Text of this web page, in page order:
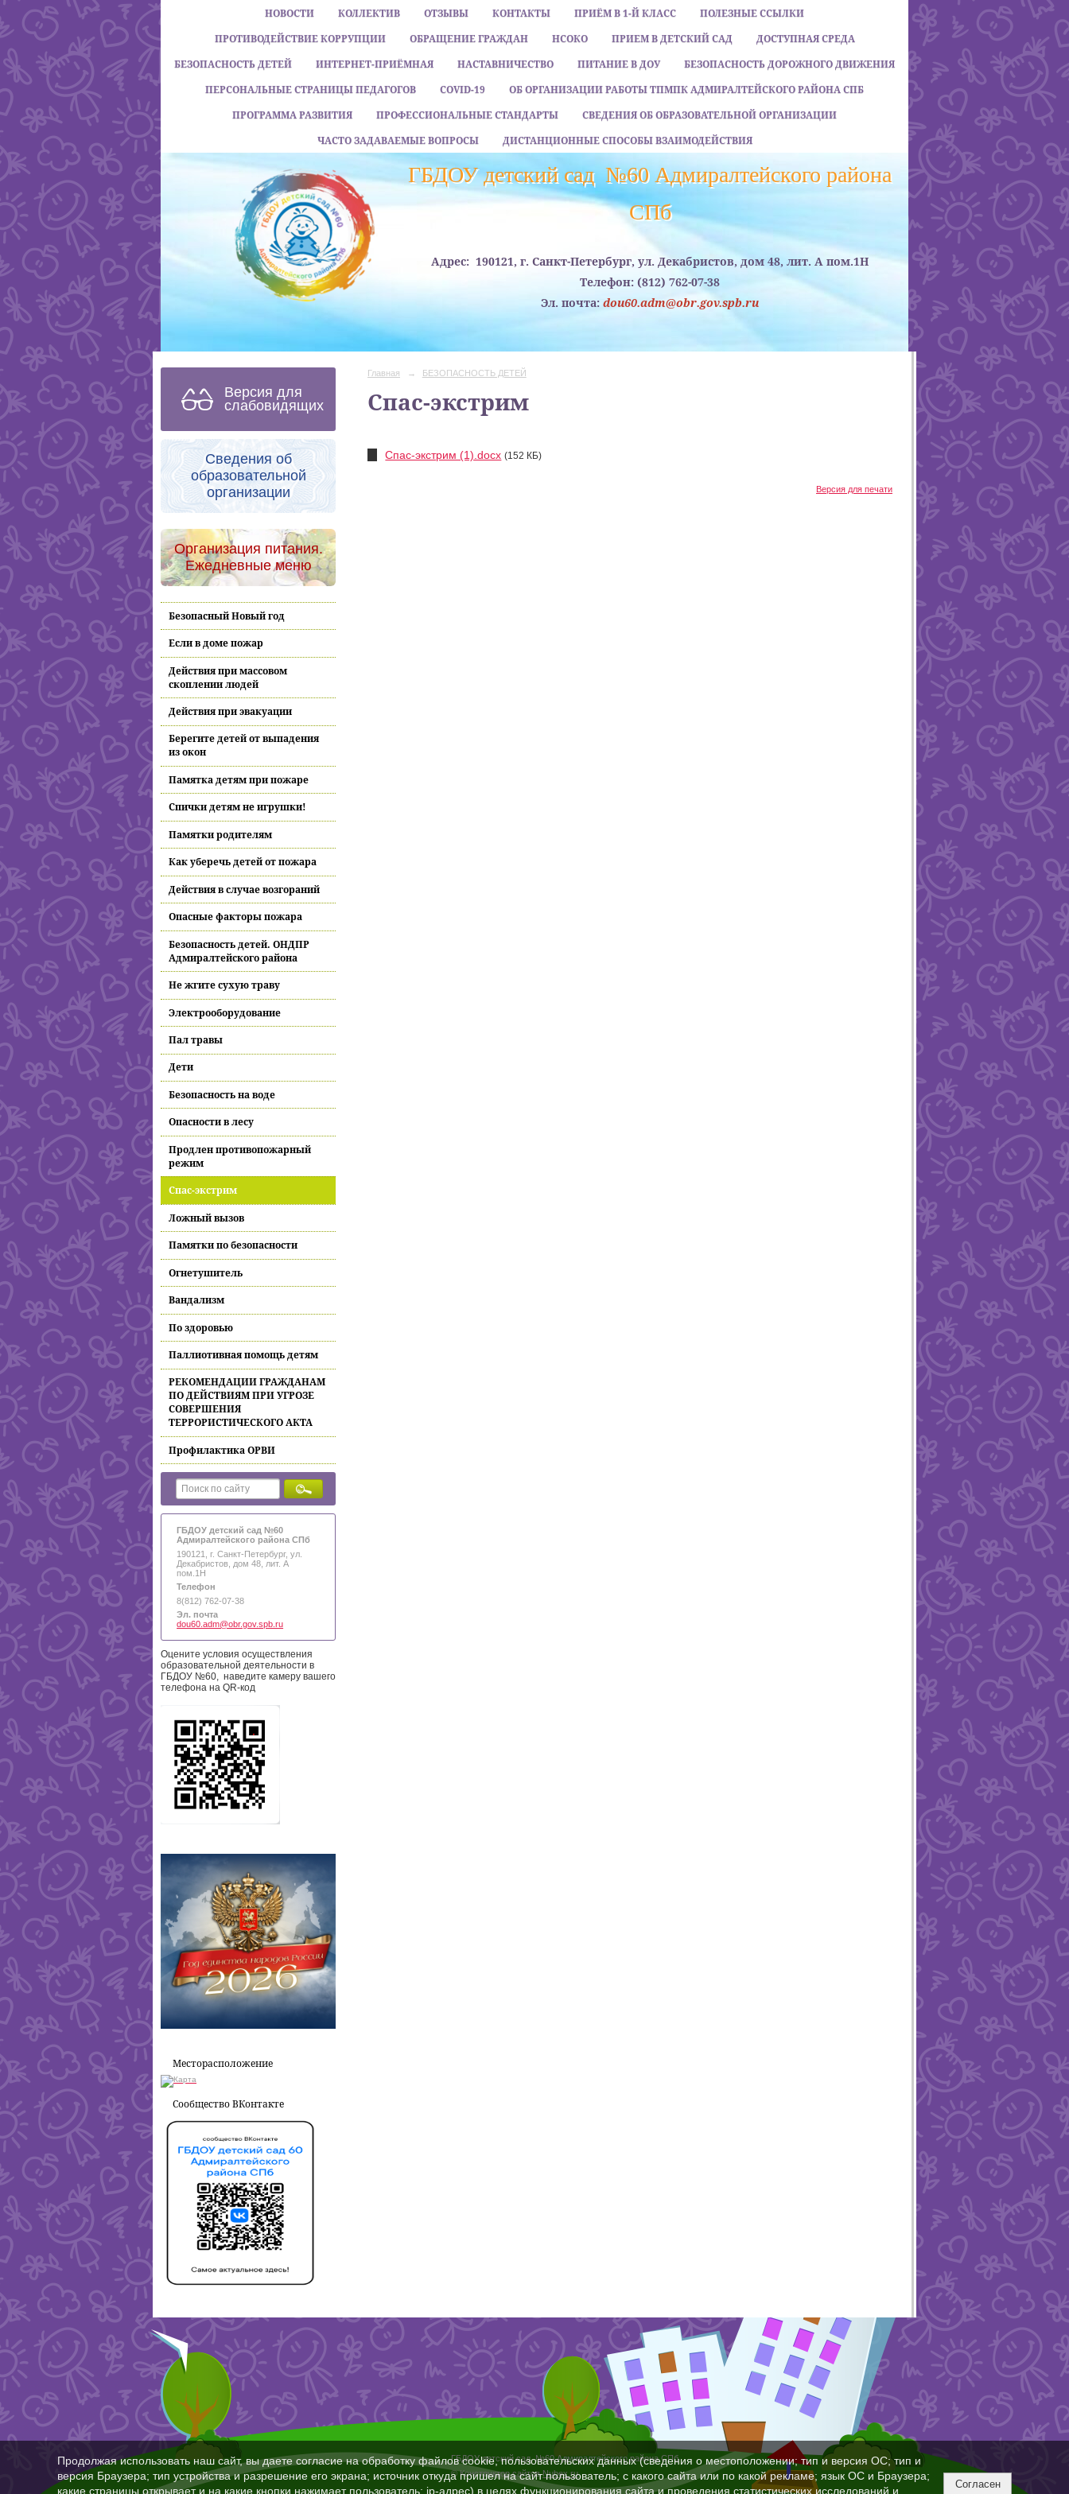
НОВОСТИ КОЛЛЕКТИВ ОТЗЫВЫ КОНТАКТЫ ПРИЁМ В 1-Й КЛАСС
ПОЛЕЗНЫЕ ССЫЛКИ
ПРОТИВОДЕЙСТВИЕ КОРРУПЦИИ
ОБРАЩЕНИЕ ГРАЖДАН НСОКО ПРИЕМ В ДЕТСКИЙ САД
ДОСТУПНАЯ СРЕДА
БЕЗОПАСНОСТЬ ДЕТЕЙ
ИНТЕРНЕТ-ПРИЁМНАЯ НАСТАВНИЧЕСТВО ПИТАНИЕ В ДОУ
БЕЗОПАСНОСТЬ ДОРОЖНОГО ДВИЖЕНИЯ
ПЕРСОНАЛЬНЫЕ СТРАНИЦЫ ПЕДАГОГОВ
COVID-19
ОБ ОРГАНИЗАЦИИ РАБОТЫ ТПМПК АДМИРАЛТЕЙСКОГО РАЙОНА СПБ
ПРОГРАММА РАЗВИТИЯ
ПРОФЕССИОНАЛЬНЫЕ СТАНДАРТЫ
СВЕДЕНИЯ ОБ ОБРАЗОВАТЕЛЬНОЙ ОРГАНИЗАЦИИ
ЧАСТО ЗАДАВАЕМЫЕ ВОПРОСЫ
ДИСТАНЦИОННЫЕ СПОСОБЫ ВЗАИМОДЕЙСТВИЯ
ГБДОУ детский сад №60 Адмиралтейского района
CПб
Адрес: 190121, г. Санкт-Петербург, ул. Декабристов, дом 48, лит. А пом.1Н
Телефон: (812) 762-07-38
Эл. почта: dou60.adm@obr.gov.spb.ru
Версия для
слабовидящих
Сведения об
образовательной
организации
Организация питания.
Ежедневные меню
Безопасный Новый год
Если в доме пожар
Действия при массовом
скоплении людей
Действия при эвакуации
Берегите детей от выпадения
из окон
Памятка детям при пожаре
Спички детям не игрушки!
Памятки родителям
Как уберечь детей от пожара
Действия в случае возгораний
Опасные факторы пожара
Безопасность детей. ОНДПР
Адмиралтейского района
Не жгите сухую траву
Электрооборудование
Пал травы
Дети
Безопасность на воде
Опасности в лесу
Продлен противопожарный
режим
Спас-экстрим
Ложный вызов
Памятки по безопасности
Огнетушитель
Вандализм
По здоровью
Паллиотивная помощь детям
РЕКОМЕНДАЦИИ ГРАЖДАНАМ
ПО ДЕЙСТВИЯМ ПРИ УГРОЗЕ
СОВЕРШЕНИЯ
ТЕРРОРИСТИЧЕСКОГО АКТА
Профилактика ОРВИ
ГБДОУ детский сад №60
Адмиралтейского района СПб
190121, г. Санкт-Петербург, ул.
Декабристов, дом 48, лит. А
пом.1Н
Телефон
8(812) 762-07-38
Эл. почта
dou60.adm@obr.gov.spb.ru
Оцените условия осуществления
образовательной деятельности в
ГБДОУ №60, наведите камеру вашего
телефона на QR-код
Месторасположение
Сообщество ВКонтакте
Главная → БЕЗОПАСНОСТЬ ДЕТЕЙ
Спас-экстрим
Спас-экстрим (1).docx (152 КБ)
Версия для печати
ГБДОУ детский сад №60 Адмиралтейского района СПб
© Конструктор сайтовNubex.ru
Продолжая использовать наш сайт, вы даете согласие на обработку файлов cookie, пользовательских данных (сведения о местоположении; тип и версия ОС; тип и
версия Браузера; тип устройства и разрешение его экрана; источник откуда пришел на сайт пользователь; с какого сайта или по какой рекламе; язык ОС и Браузера;
какие страницы открывает и на какие кнопки нажимает пользователь; ip-адрес) в целях функционирования сайта и проведения статистических исследований и
Согласен